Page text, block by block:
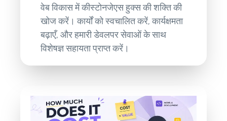
वेब विकास में कीस्टोनजेएस हुक्स की शक्ति की
खोज करें। कार्यों को स्वचालित करें, कार्यक्षमता
बढ़ाएँ, और हमारी डेवलपर सेवाओं के साथ
विशेषज्ञ सहायता प्राप्त करें।